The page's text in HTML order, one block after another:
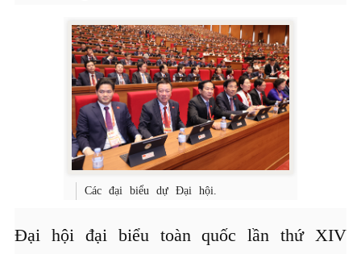
Các đại biểu dự Đại hội.
Đại hội đại biểu toàn quốc lần thứ XIV